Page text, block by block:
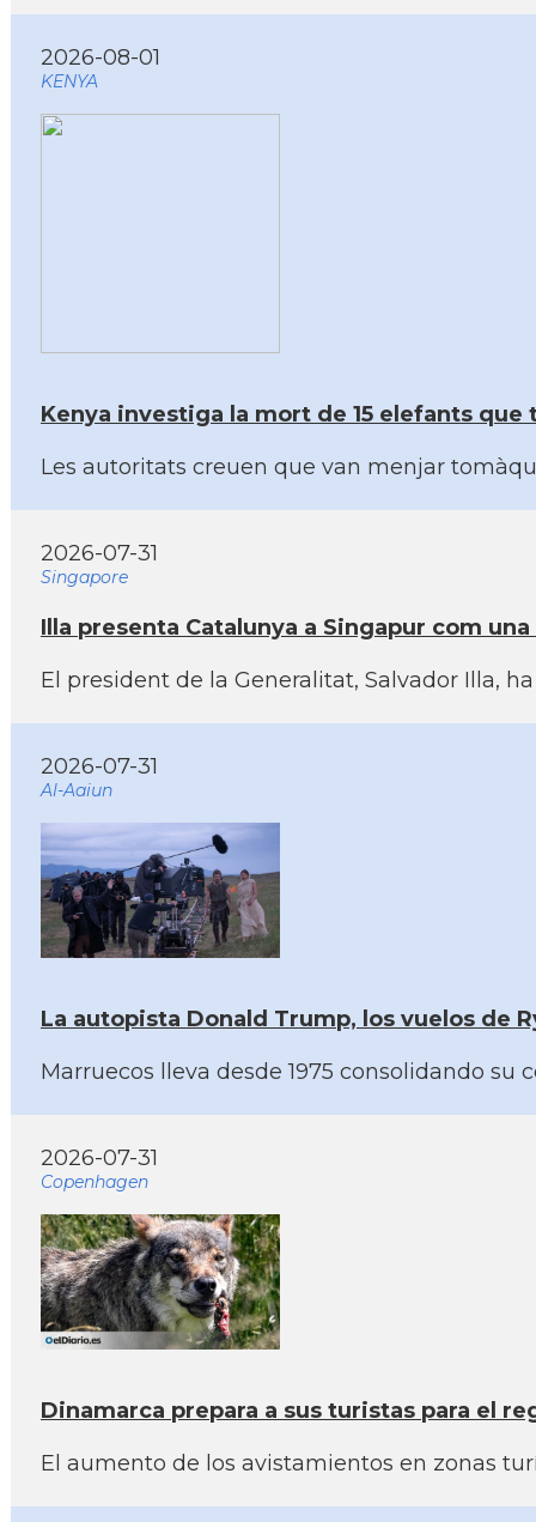
2026-08-01
KENYA
Kenya investiga la mort de 15 elefants
Les autoritats creuen que van menjar
2026-07-31
Singapore
Illa presenta Catalunya a Singapur com
El president de la Generalitat, Salvador Illa,
2026-07-31
Al-Aaiun
La autopista Donald Trump, los vuelos de
Marruecos lleva desde 1975 consolidando su
2026-07-31
Copenhagen
Dinamarca prepara a sus turistas para el
El aumento de los avistamientos en zonas